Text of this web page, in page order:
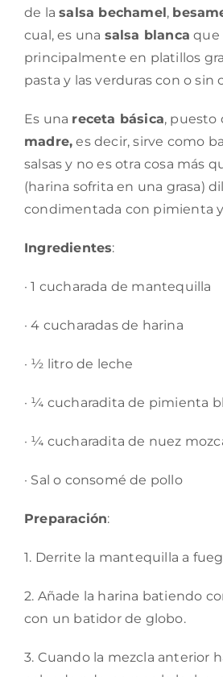
de lasalsa bechamel,
cual, es una salsa blanca que
principalmente en platillos
pasta y las verduras con o sin
Es una receta básica, puesto
madre, es decir, sirve como
salsas y no es otra cosa más
(harina sofrita en una grasa)
condimentada con pimienta
Ingredientes:
· 1 cucharada de mantequilla
· 4 cucharadas de harina
· ½ litro de leche
· ¼ cucharadita de pimienta
· ¼ cucharadita de nuez
· Sal o consomé de pollo
Preparación:
1. Derrite la mantequilla a
2. Añade la harina batiendo
con un batidor de globo.
3. Cuando la mezcla anterior